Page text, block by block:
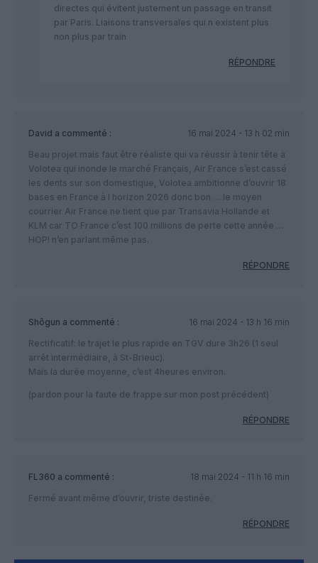
directes qui évitent justement un passage en transit
par Paris. Liaisons transversales qui n existent plus
non plus par train
RÉPONDRE
David a commenté :
16 mai 2024 - 13 h 02 min
Beau projet mais faut être réaliste qui va réussir à tenir tête à
Volotea qui inonde le marché Français, Air France s’est cassé
les dents sur son domestique, Volotea ambitionne d’ouvrir 18
bases en France à l horizon 2026 donc bon … le moyen
courrier Air France ne tient que par Transavia Hollande et
KLM car TO France c’est 100 millions de perte cette année …
HOP! n’en parlant même pas.
RÉPONDRE
Shôgun a commenté :
16 mai 2024 - 13 h 16 min
Rectificatif: le trajet le plus rapide en TGV dure 3h26 (1 seul
arrêt intermédiaire, à St-Brieuc).
Mais la durée moyenne, c’est 4heures environ.
(pardon pour la faute de frappe sur mon post précédent)
RÉPONDRE
FL360 a commenté :
18 mai 2024 - 11 h 16 min
Fermé avant même d’ouvrir, triste destinée.
RÉPONDRE